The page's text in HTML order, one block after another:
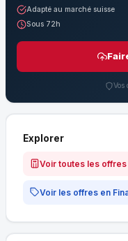
Adapté au marché suisse
Sous 72h
Vos
Explorer
Voir toutes les offres
Voir les offres en